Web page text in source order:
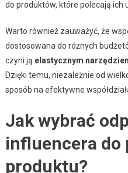
do produktów, które polecają ich
Warto również zauważyć, że
dostosowana do różnych
czyni ją elastycznym
Dzięki temu, niezależnie od
sposób na efektywne
Jak wybrać
influencera do
produktu?